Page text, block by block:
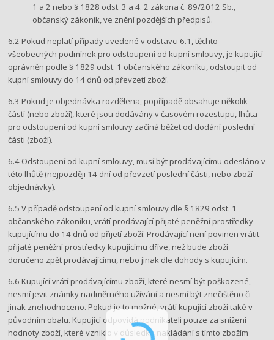
1 a 2 nebo § 1828 odst. 3 a 4. 2 zákona č. 89/2012 Sb.,
občanský zákoník, ve znění pozdějších předpisů.
6.2 Pokud neplatí případy uvedené v odstavci 6.1, těchto
všeobecných podmínek pro odstoupení od kupní smlouvy, je kupující
oprávněn podle § 1829 odst. 1 občanského zákoníku, odstoupit od
kupní smlouvy do 14 dnů od převzetí zboží.
6.3 Pokud je objednávka rozdělena, popřípadě obsahuje několik
částí (nebo zboží), které jsou dodávány v časovém rozestupu, lhůta
pro odstoupení od kupní smlouvy začíná běžet od dodání poslední
části (zboží).
6.4 Odstoupení od kupní smlouvy, musí být prodávajícímu odesláno v
této lhůtě (nejpozději 14 dní od převzetí poslední části, nebo zboží
objednávky).
6.5 V případě odstoupení od kupní smlouvy dle § 1829 odst. 1
občanského zákoníku, vrátí prodávající přijaté peněžní prostředky
kupujícímu do ​14 dnů ​od přijetí zboží. Prodávající není povinen vrátit
přijaté peněžní prostředky kupujícímu dříve, než bude zboží
doručeno zpět prodávajícímu, nebo jinak dle dohody s kupujícím.
6.6 Kupující vrátí prodávajícímu zboží, které nesmí být poškozené,
nesmí jevit známky nadměrného užívání a nesmí být znečištěno či
jinak znehodnoceno. Pokud je to možné, vrátí kupující zboží také v
původním obalu. Kupující odpovídá podnikateli pouze za snížení
hodnoty zboží, které vzniklo v důsledku nakládání s tímto zbožím